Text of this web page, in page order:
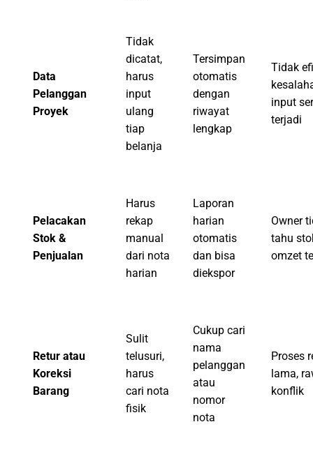
Data
Pelanggan
Proyek
Tidak
dicatat,
harus
input
ulang
tiap
belanja
Tersimpan
otomatis
dengan
riwayat
lengkap
Tidak
input
terjadi
Pelacakan
Stok &
Penjualan
Harus
rekap
manual
dari nota
harian
Laporan
harian
otomatis
dan bisa
diekspor
Owner
tahu
omzet
Retur atau
Koreksi
Barang
Sulit
telusuri,
harus
cari nota
fisik
Cukup cari
nama
pelanggan
atau
nomor
nota
Proses
lama,
konflik